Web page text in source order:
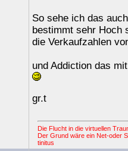
So sehe ich das
bestimmt sehr Hoch
die Verkaufzahlen
und Addiction das
gr.t
Die Flucht in die virtuellen
Der Grund wäre ein Net-oder
tinitus